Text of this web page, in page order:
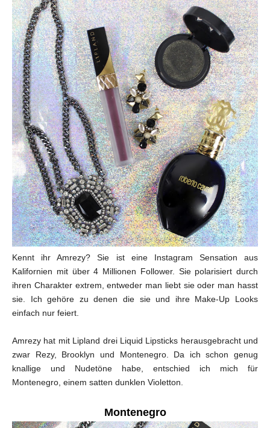
Kennt ihr Amrezy? Sie ist eine Instagram Sensation aus
Kalifornien mit über 4 Millionen Follower. Sie polarisiert durch
ihren Charakter extrem, entweder man liebt sie oder man hasst
sie. Ich gehöre zu denen die sie und ihre Make-Up Looks
einfach nur feiert.
Amrezy hat mit Lipland drei Liquid Lipsticks herausgebracht und
zwar Rezy, Brooklyn und Montenegro. Da ich schon genug
knallige und Nudetöne habe, entschied ich mich für
Montenegro, einem satten dunklen Violetton.
Montenegro